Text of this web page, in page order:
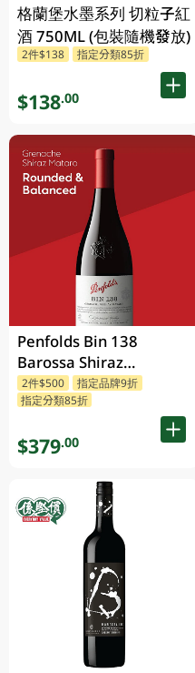
格蘭堡水墨系列 切粒子紅
酒 750ML (包裝隨機發放)
2件$138 指定分類85折
$138.00
Penfolds Bin 138
Barossa Shiraz
Grenache Mataro
750ML
2件$500
指定品牌9折
指定分類85折
$379.00